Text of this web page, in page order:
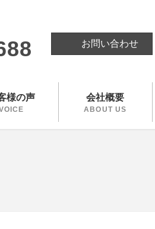
お問い合わせ
様の声 会社概要
ABOUT US